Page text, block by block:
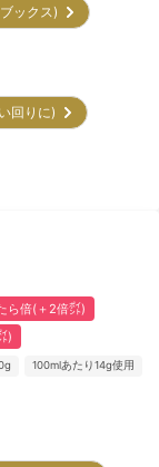
ブックス)
回りに)
ら倍(＋2倍㌽)
)
100mlあたり14g使用